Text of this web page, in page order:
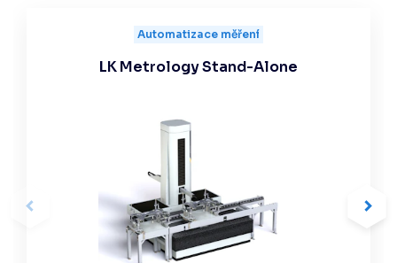
Automatizace měření
LK Metrology Stand-Alone